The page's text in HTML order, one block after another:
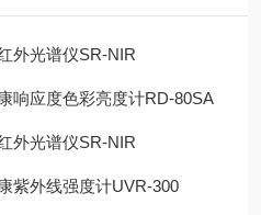
外光谱仪SR-NIR
响应度色彩亮度计RD-80SA
外光谱仪SR-NIR
紫外线强度计UVR-300